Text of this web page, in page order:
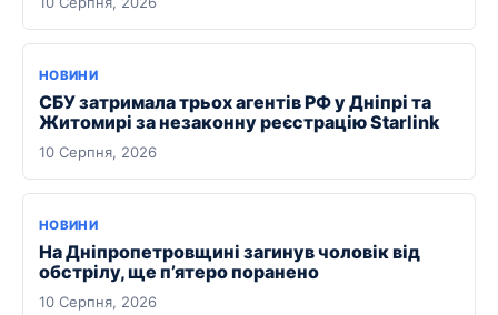
НОВИНИ
СБУ затримала трьох агентів РФ у Дніпрі та
Житомирі за незаконну реєстрацію Starlink
10 Серпня, 2026
НОВИНИ
На Дніпропетровщині загинув чоловік від
обстрілу, ще п’ятеро поранено
10 Серпня, 2026